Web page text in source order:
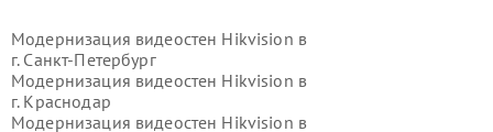
Модернизация видеостен Hikvision в
г. Санкт-Петербург
Модернизация видеостен Hikvision в
г. Краснодар
Модернизация видеостен Hikvision в